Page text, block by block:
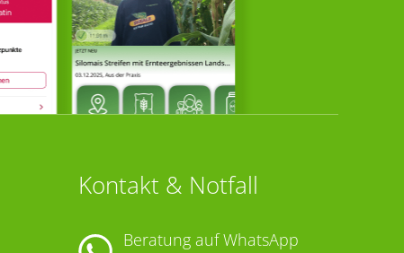
Kontakt & Notfall
Beratung auf WhatsApp